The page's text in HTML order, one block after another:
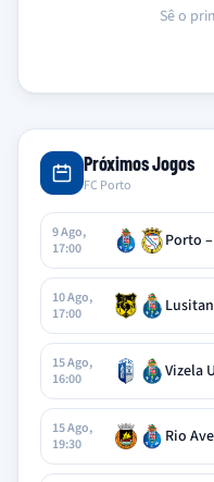
Sê o
Próximos Jogos
FC Porto
9 Ago,
17:00
Porto
10 Ago,
17:00
15 Ago,
16:00
Vizela
15 Ago,
19:30
Rio